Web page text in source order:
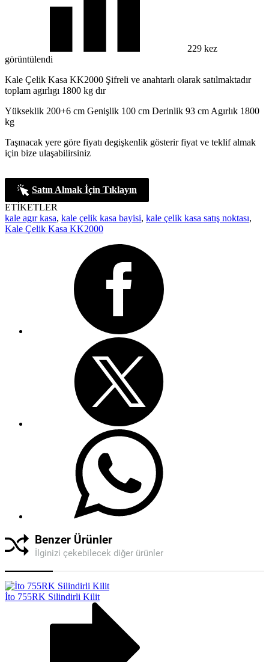
229 kez
görüntülendi
Kale Çelik Kasa KK2000 Şifreli ve anahtarlı olarak satılmaktadır
toplam agırlıgı 1800 kg dır
Yükseklik 200+6 cm Genişlik 100 cm Derinlik 93 cm Agırlık 1800
kg
Taşınacak yere göre fiyatı degişkenlik gösterir fiyat ve teklif almak
için bize ulaşabilirsiniz
Satın Almak İçin Tıklayın
ETİKETLER
kale agır kasa, kale çelik kasa bayisi, kale çelik kasa satış noktası,
Kale Çelik Kasa KK2000
Benzer Ürünler
İlginizi çekebilecek diğer ürünler
İto 755RK Silindirli Kilit